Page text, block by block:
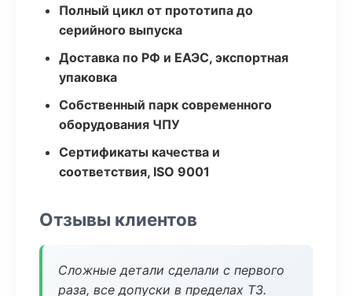
Полный цикл от прототипа до
серийного выпуска
Доставка по РФ и ЕАЭС, экспортная
упаковка
Собственный парк современного
оборудования ЧПУ
Сертификаты качества и
соответствия, ISO 9001
Отзывы клиентов
Сложные детали сделали с первого
раза, все допуски в пределах ТЗ.